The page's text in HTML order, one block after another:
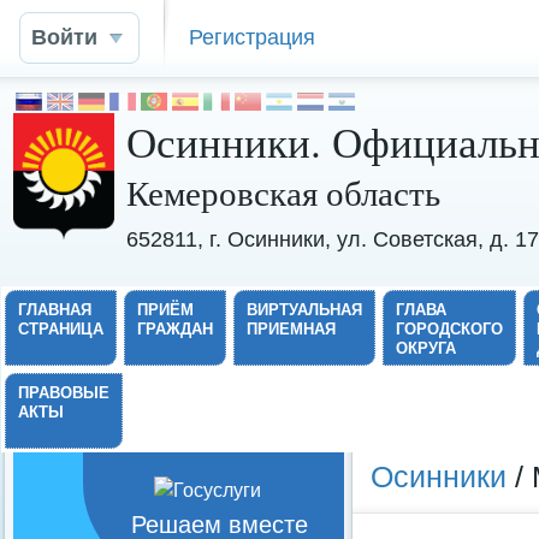
Войти Регистрация
Осинники.
Кемеровская область
652811, г. Осинники, ул. Советская, д.
ГЛАВНАЯ
СТРАНИЦА
ПРИЁМ
ГРАЖДАН
ВИРТУАЛЬНАЯ
ПРИЕМНАЯ
ГЛАВА
ГОРОДСКОГО
ОКРУГА
ПРАВОВЫЕ
АКТЫ
Осинники /
Решаем вместе